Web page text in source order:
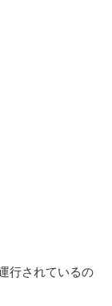
行されているの